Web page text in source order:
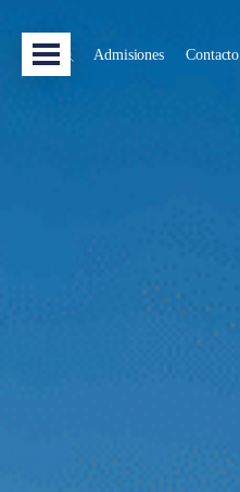
Admisiones Contacto